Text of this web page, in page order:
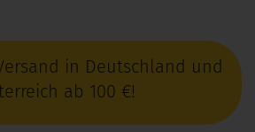
in Deutschland und
ab 100 €!